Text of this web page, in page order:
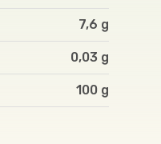
7,6 g
0,03 g
100